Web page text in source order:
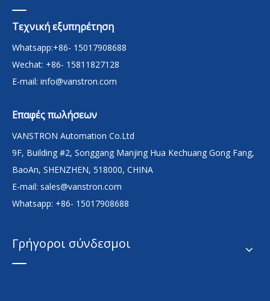
Τεχνική εξυπηρέτηση
Whatsapp:+86- 15017908688
Wechat: +86- 15811827128
E-mail: info@vanstron.com
Επαφές πωλήσεων
VANSTRON Automation Co.Ltd
9F, Building #2, Songgang Manjing Hua Kechuang Gong Fang,
BaoAn, SHENZHEN, 518000, CHINA
E-mail: sales@vanstron.com
Whatsapp: +86- 15017908688
Γρήγοροι σύνδεσμοι